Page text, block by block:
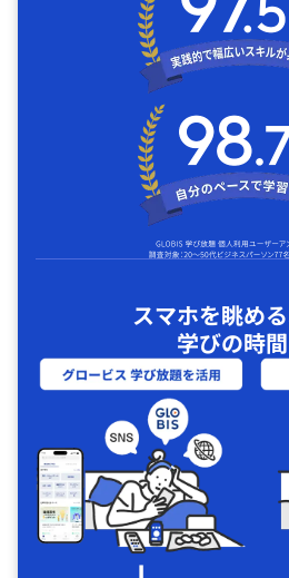
スマホを眺める
学びの時